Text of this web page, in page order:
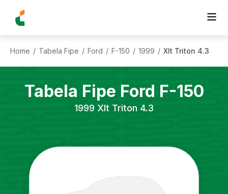
Home / Tabela Fipe / Ford / F-150 / 1999 / Xlt Triton 4.3
Tabela Fipe Ford F-150
1999 Xlt Triton 4.3